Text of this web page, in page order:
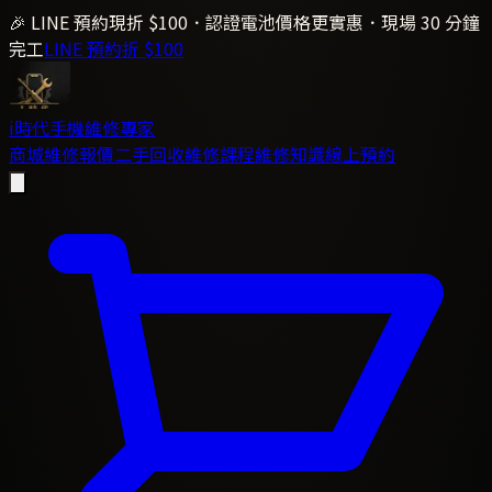
🎉 LINE 預約現折 $100．認證電池價格更實惠．現場 30 分鐘
完工LINE 預約折 $100
i時代手機維修專家
商城維修報價二手回收維修課程維修知識線上預約